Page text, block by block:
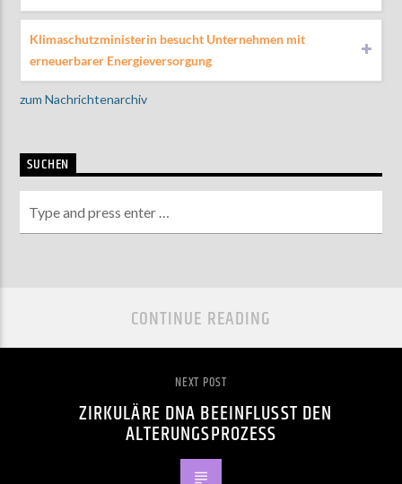
Klimaschutzministerin besucht Unternehmen mit
erneuerbarer Energieversorgung
zum Nachrichtenarchiv
SUCHEN
CONTINUE READING
NEXT POST
ZIRKULÄRE DNA BEEINFLUSST DEN
ALTERUNGSPROZESS